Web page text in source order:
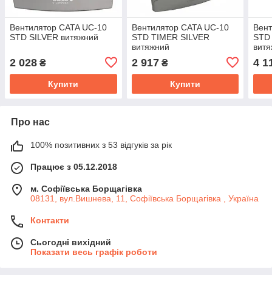
Вентилятор CATA UC-10
STD SILVER витяжний
2 028 ₴
Купити
Вентилятор CATA UC-10
STD TIMER SILVER
витяжний
2 917₴
Купити
STD
4
Про нас
100% позитивних з 53 відгуків за рік
Працює з 05.12.2018
м. Софіївська Борщагівка
08131, вул.Вишнева, 11, Софіївська Борщагівка , Україна
Контакти
Сьогодні вихідний
Показати весь графік роботи